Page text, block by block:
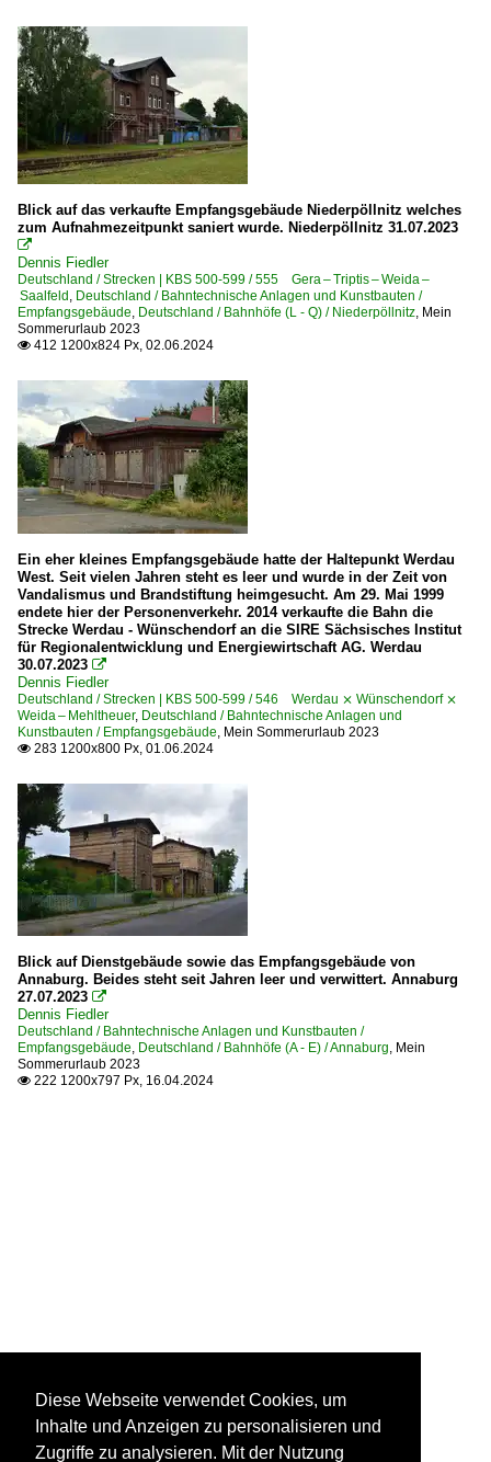
Blick auf das verkaufte Empfangsgebäude Niederpöllnitz welches
zum Aufnahmezeitpunkt saniert wurde. Niederpöllnitz 31.07.2023

Dennis Fiedler
Deutschland / Strecken | KBS 500-599 / 555 Gera – Triptis – Weida –
Saalfeld Deutschland / Bahntechnische Anlagen und Kunstbauten /
Empfangsgebäude Deutschland / Bahnhöfe (L - Q) / Niederpöllnitz Mein
Sommerurlaub 2023
 412 1200x824 Px, 02.06.2024
Ein eher kleines Empfangsgebäude hatte der Haltepunkt Werdau
West. Seit vielen Jahren steht es leer und wurde in der Zeit von
Vandalismus und Brandstiftung heimgesucht. Am 29. Mai 1999
endete hier der Personenverkehr. 2014 verkaufte die Bahn die
Strecke Werdau - Wünschendorf an die SIRE Sächsisches Institut
für Regionalentwicklung und Energiewirtschaft AG. Werdau
30.07.2023 
Dennis Fiedler
Deutschland / Strecken | KBS 500-599 / 546 Werdau ⨯ Wünschendorf ⨯
Weida – Mehltheuer, Deutschland / Bahntechnische Anlagen und
Kunstbauten / Empfangsgebäude Mein Sommerurlaub 2023
 283 1200x800 Px, 01.06.2024
Blick auf Dienstgebäude sowie das Empfangsgebäude von
Annaburg. Beides steht seit Jahren leer und verwittert. Annaburg
27.07.2023 
Dennis Fiedler
Deutschland / Bahntechnische Anlagen und Kunstbauten /
Empfangsgebäude Deutschland / Bahnhöfe (A - E) / Annaburg Mein
Sommerurlaub 2023
 222 1200x797 Px, 16.04.2024
Diese Webseite verwendet Cookies, um
Inhalte und Anzeigen zu personalisieren und
Zugriffe zu analysieren. Mit der Nutzung